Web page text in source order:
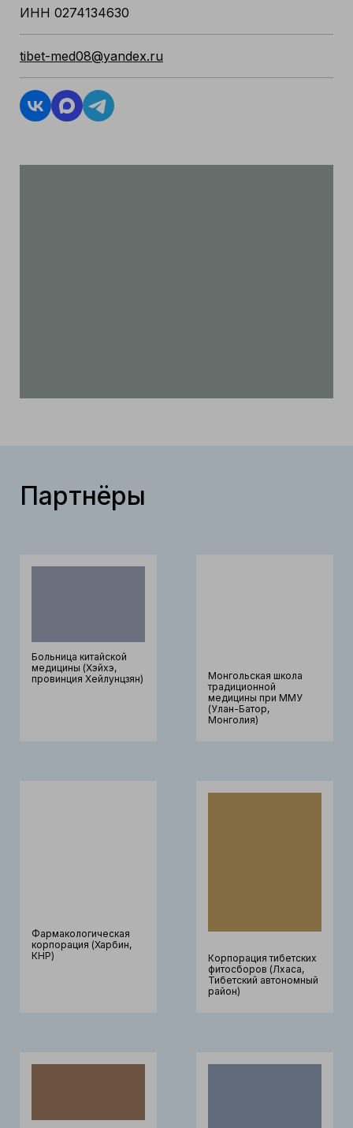
ИНН 0274134630
tibet-med08@yandex.ru
Партнёры
Больница китайской
медицины (Хэйхэ,
провинция Хейлунцзян)
Монгольская школа
традиционной
медицины при ММУ
(Улан-Батор,
Монголия)
Фармакологическая
корпорация (Харбин,
КНР)
Корпорация тибетских
фитосборов (Лхаса,
Тибетский автономный
район)